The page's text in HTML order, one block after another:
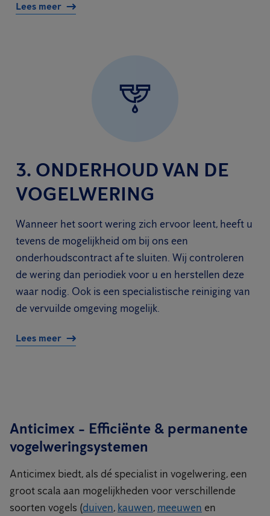
Lees meer
3. ONDERHOUD VAN DE
VOGELWERING
Wanneer het soort wering zich ervoor leent, heeft u
tevens de mogelijkheid om bij ons een
onderhoudscontract af te sluiten. Wij controleren
de wering dan periodiek voor u en herstellen deze
waar nodig. Ook is een specialistische reiniging van
de vervuilde omgeving mogelijk.
Lees meer
Anticimex - Efficiënte & permanente
vogelweringsystemen
Anticimex biedt, als dé specialist in vogelwering, een
groot scala aan mogelijkheden voor verschillende
soorten vogels (duiven, kauwen, meeuwen en